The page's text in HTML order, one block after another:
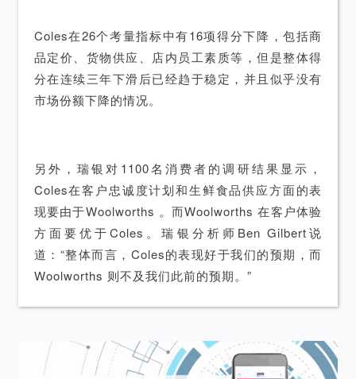
Coles在26个考量指标中有16项得分下降，包括商
品定价、货物供应、店内员工素质等，但是整体得
分在连续三年下滑后已经趋于稳定，并且似乎没有
市场份额下降的情况。
另外，瑞银对1100名消费者的调研结果显示，
Coles在客户忠诚度计划和生鲜食品供应方面的表
现要由于Woolworths 。而Woolworths 在客户体验
方面要优于Coles。瑞银分析师Ben Gilbert说
道：“整体而言，Coles的表现好于我们的预期，而
Woolworths 则不及我们此前的预期。”